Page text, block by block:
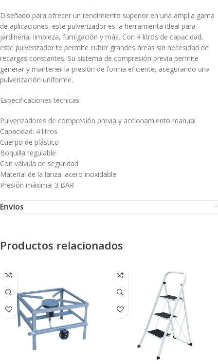
Diseñado para ofrecer un rendimiento superior en una amplia gama
de aplicaciones, este pulverizador es la herramienta ideal para
jardinería, limpieza, fumigación y más. Con 4 litros de capacidad,
este pulverizador te permite cubrir grandes áreas sin necesidad de
recargas constantes. Su sistema de compresión previa permite
generar y mantener la presión de forma eficiente, asegurando una
pulverización uniforme.
Especificaciones técnicas:
Pulverizadores de compresión previa y accionamiento manual
Capacidad: 4 litros
Cuerpo de plástico
Boquilla regulable
Con válvula de seguridad
Material de la lanza: acero inoxidable
Presión máxima: 3 BAR
Envíos
Productos relacionados